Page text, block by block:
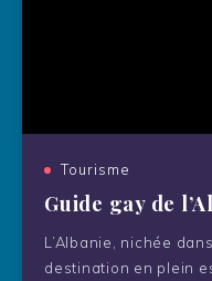
Tourisme
Guide gay de
L’Albanie, nichée
destination en plein